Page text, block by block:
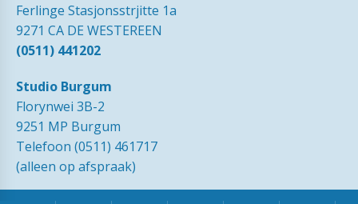
Ferlinge Stasjonsstrjitte 1a
9271 CA DE WESTEREEN
(0511) 441202
Studio Burgum
Florynwei 3B-2
9251 MP Burgum
Telefoon (0511) 461717
(alleen op afspraak)